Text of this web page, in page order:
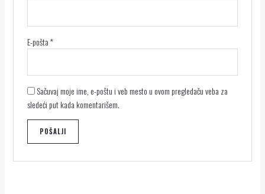
E-pošta*
Sačuvaj moje ime, e-poštu i veb mesto u ovom pregledaču veba za
sledeći put kada komentarišem.